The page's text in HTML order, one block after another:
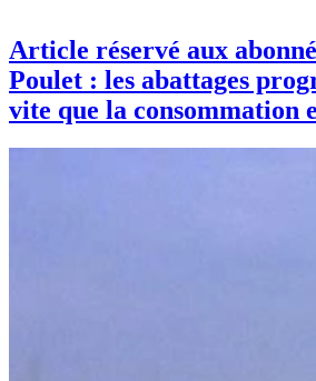
Article réservé aux
Poulet : les abattages
vite que la consommation